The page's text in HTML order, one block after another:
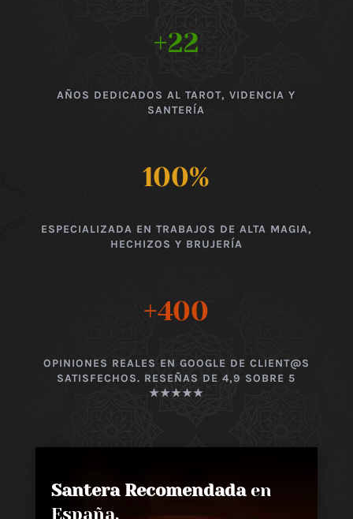
+22
AÑOS DEDICADOS AL TAROT, VIDENCIA Y
SANTERÍA
100%
ESPECIALIZADA EN TRABAJOS DE ALTA MAGIA,
HECHIZOS Y BRUJERÍA
+400
OPINIONES REALES EN GOOGLE DE CLIENT@S
SATISFECHOS. RESEÑAS DE 4,9 SOBRE 5
★★★★★
Santera Recomendadaen
España,